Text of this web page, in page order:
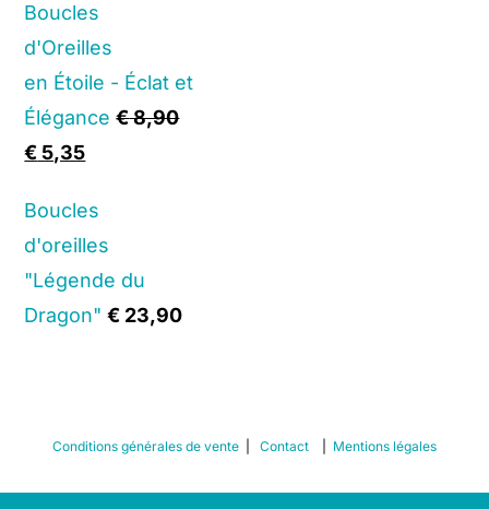
€ 13,90.
Boucles
d'Oreilles
en Étoile - Éclat et
Élégance €8,90
Original
was:
€ 8,90.
€ 5,35Current
is:
€ 5,35.
Boucles
d'oreilles
"Légende du
Dragon" € 23,90
Conditions générales de vente Contact Mentions légales